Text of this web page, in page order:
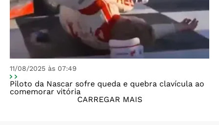
11/08/2025 às 07:49
Piloto da Nascar sofre queda e quebra clavícula ao
comemorar vitória
CARREGAR MAIS